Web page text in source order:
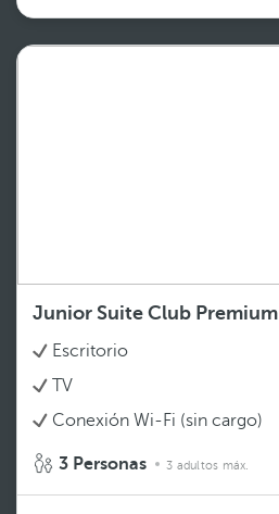
Junior Suite Club Premium
Escritorio
TV
Conexión Wi-Fi (sin cargo)
3 Personas 3 adultos máx.